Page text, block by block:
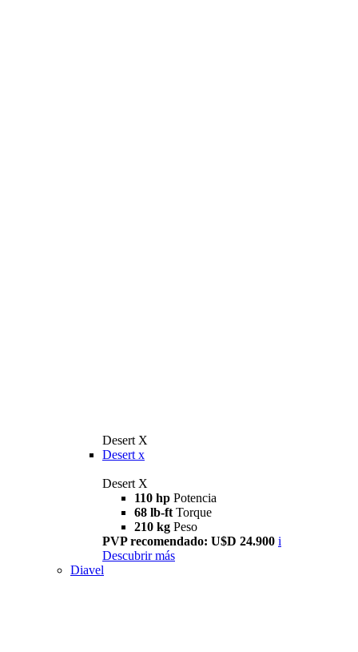
Desert X
Desert x
Desert X
110 hp Potencia
68 lb-ft Torque
210 kg Peso
PVP recomendado: U$D 24.900 i
Descubrir más
Diavel